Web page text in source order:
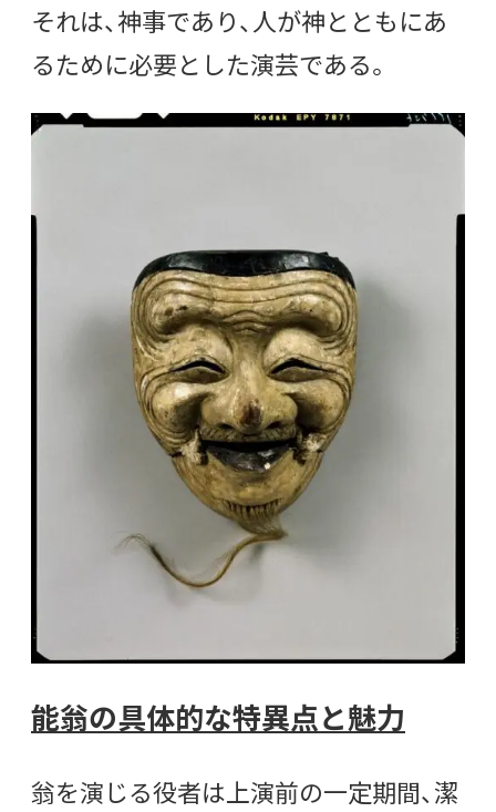
それは、神事であり、人が神とともにあ
るために必要とした演芸である。
能翁の具体的な特異点と魅力
翁を演じる役者は上演前の一定期間、潔